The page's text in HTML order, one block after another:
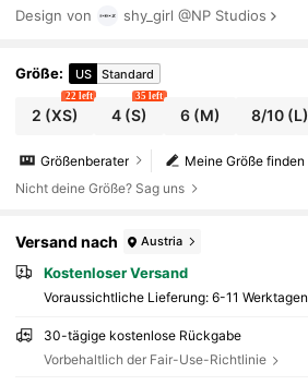
lussballkleid, Raveoutfit
Design von shy_girl @NP Studios
Größe: US Standard
2 (XS)
22 left
4(S)
35 left
6(M) 8/10 (L)
Meine Größe finden
Größenberater
Nicht deine Größe? Sag uns
Versand nach Austria
Kostenloser Versand
Voraussichtliche Lieferung: 6-11 Werktagen
30-tägige kostenlose Rückgabe
Vorbehaltlich der Fair-Use-Richtlinie